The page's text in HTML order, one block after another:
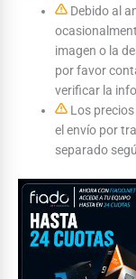
Debido al
imagen o la
por favor
verificar la
Los
el envío por
separado